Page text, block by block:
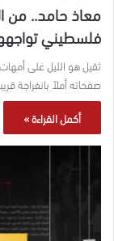
معاذ حامد.. من
فلسطيني
ثقيل هو الليل على
صفحاته أملاً بانفراجة
أكمل القراءة »